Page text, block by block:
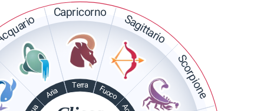
Scorpione
Sagittario
Capricorno
Fuoco
Terra
Aria